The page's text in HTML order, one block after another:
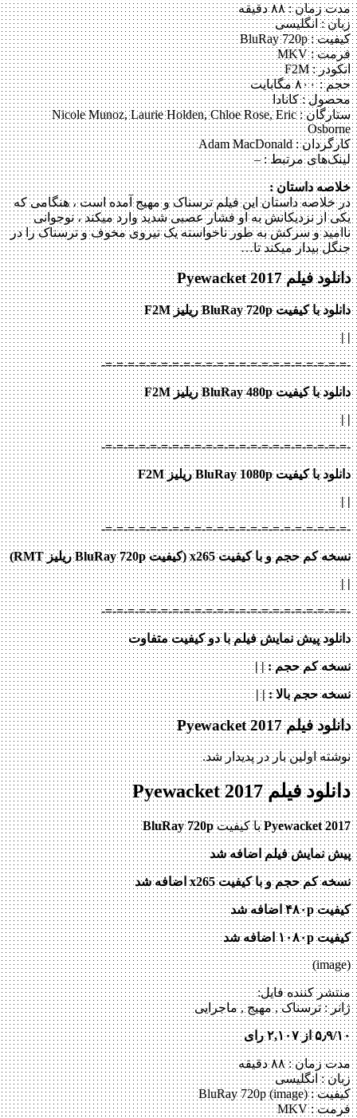
مدت زمان : ۸۸ دقیقه
زبان : انگلیسی
کیفیت : BluRay 720p
فرمت : MKV
انکودر : F2M
حجم : ۸۰۰ مگابایت
محصول : کانادا
ستارگان :Nicole Munoz, Laurie Holden, Chloe Rose, Eric
Osborne
کارگردان :Adam MacDonald
لینک‌های مرتبط :–
خلاصه داستان :
در خلاصه داستان این فیلم ترسناک و مهیج آمده است ، هنگامی که
یکی از نزدیکانش به او فشار عصبی شدید وارد می‎کند ، نوجوانی
ناامید و سرکش به طور ناخواسته یک نیروی مخوف و ترسناک را در
جنگل بیدار می‎کند تا…
دانلود فیلم Pyewacket 2017
دانلود با کیفیت BluRay 720p ریلیز F2M
|
|
-=-=-=-=-=-=-=-=-=-=-=-=-=-=-=-=-=-=-=-=-=-=-
دانلود با کیفیت BluRay 480p ریلیز F2M
|
|
-=-=-=-=-=-=-=-=-=-=-=-=-=-=-=-=-=-=-=-=-=-=-
دانلود با کیفیت BluRay 1080p ریلیز F2M
|
|
-=-=-=-=-=-=-=-=-=-=-=-=-=-=-=-=-=-=-=-=-=-=-
نسخه کم حجم و با کیفیت x265 (کیفیت BluRay 720p ریلیز RMT)
| |
-=-=-=-=-=-=-=-=-=-=-=-=-=-=-=-=-=-=-=-=-=-=-
دانلود پیش نمایش فیلم با دو کیفیت متفاوت
نسخه کم حجم: | |
نسخه حجم بالا: | |
دانلود فیلم Pyewacket 2017
نوشته اولین بار در پدیدار شد.
دانلود فیلم Pyewacket 2017
Pyewacket 2017با کیفیت BluRay 720p
پیش نمایش فیلم اضافه شد
نسخه کم حجم و با کیفیت x265 اضافه شد
کیفیت ۴۸۰p اضافه شد
کیفیت ۱۰۸۰p اضافه شد
(image)
منتشر کننده فایل:
ژانر : ترسناک , مهیج , ماجرایی
۵٫۹/۱۰ از ۲,۱۰۷ رای
مدت زمان : ۸۸ دقیقه
زبان : انگلیسی
کیفیت : BluRay 720p (image)
فرمت : MKV